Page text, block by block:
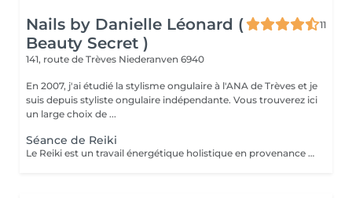
Nails by Danielle Léonard (
Beauty Secret )
11
141, route de Trèves Niederanven 6940
En 2007, j'ai étudié la stylisme ongulaire à l'ANA de Trèves et je
suis depuis styliste ongulaire indépendante. Vous trouverez ici
un large choix de ...
Séance de Reiki
Le Reiki est un travail énergétique holistique en provenance du Japon. Par l'imposition des mains, le flux d'énergie dans le corps est harmonisé et les capacités d'auto-guérison sont activées.